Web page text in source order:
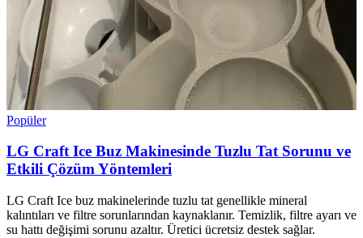
Popüler
LG Craft Ice Buz Makinesinde Tuzlu Tat Sorunu ve
Etkili Çözüm Yöntemleri
LG Craft Ice buz makinelerinde tuzlu tat genellikle mineral
kalıntıları ve filtre sorunlarından kaynaklanır. Temizlik, filtre ayarı ve
su hattı değişimi sorunu azaltır. Üretici ücretsiz destek sağlar.